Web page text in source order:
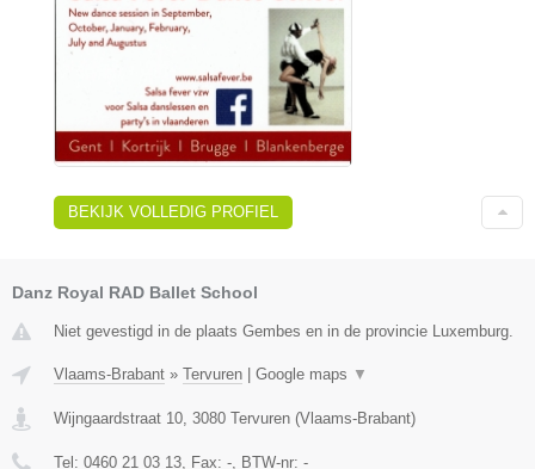
BEKIJK VOLLEDIG PROFIEL
Danz Royal RAD Ballet School
Niet gevestigd in de plaats Gembes en in de provincie Luxemburg.
Vlaams-Brabant » Tervuren | Google maps ▼
Wijngaardstraat 10 3080 Tervuren (Vlaams-Brabant)
Tel: 0460 21 03 13 , Fax: - , BTW-nr: -